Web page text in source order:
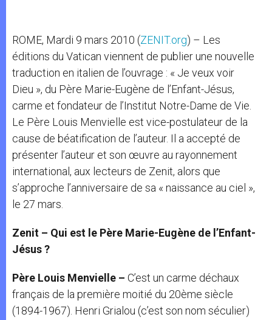
ROME, Mardi 9 mars 2010 (ZENIT.org) – Les
éditions du Vatican viennent de publier une nouvelle
traduction en italien de l’ouvrage : « Je veux voir
Dieu », du Père Marie-Eugène de l’Enfant-Jésus,
carme et fondateur de l’Institut Notre-Dame de Vie.
Le Père Louis Menvielle est vice-postulateur de la
cause de béatification de l’auteur. Il a accepté de
présenter l’auteur et son œuvre au rayonnement
international, aux lecteurs de Zenit, alors que
s’approche l’anniversaire de sa « naissance au ciel »,
le 27 mars.
Zenit – Qui est le Père Marie-Eugène de l’Enfant-
Jésus ?
Père Louis Menvielle – C’est un carme déchaux
français de la première moitié du 20ème siècle
(1894-1967). Henri Grialou (c’est son nom séculier)